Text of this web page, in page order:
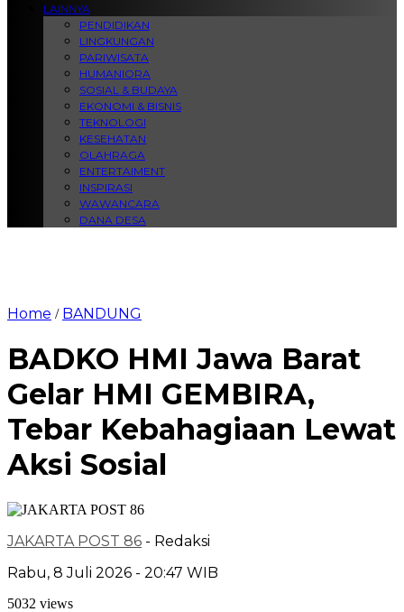
LAINNYA
PENDIDIKAN
LINGKUNGAN
PARIWISATA
HUMANIORA
SOSIAL & BUDAYA
EKONOMI & BISNIS
TEKNOLOGI
KESEHATAN
OLAHRAGA
ENTERTAIMENT
INSPIRASI
WAWANCARA
DANA DESA
Home / BANDUNG
BADKO HMI Jawa Barat
Gelar HMI GEMBIRA,
Tebar Kebahagiaan Lewat
Aksi Sosial
JAKARTA POST 86 - Redaksi
Rabu, 8 Juli 2026 - 20:47 WIB
5032 views